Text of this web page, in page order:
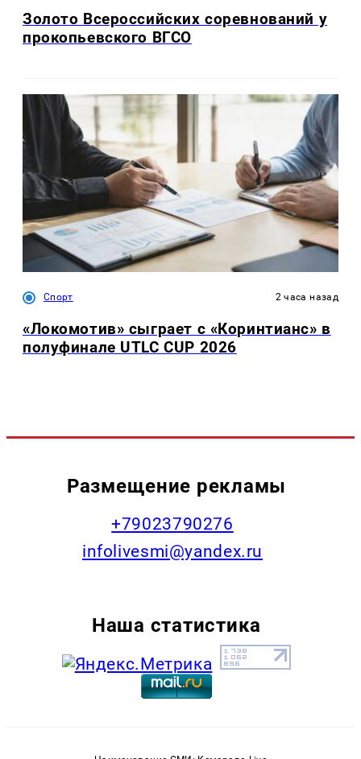
Золото Всероссийских соревнований у
прокопьевского ВГСО
Спорт 2 часа назад
«Локомотив» сыграет с «Коринтианс» в
полуфинале UTLC CUP 2026
Размещение рекламы
+79023790276
infolivesmi@yandex.ru
Наша статистика